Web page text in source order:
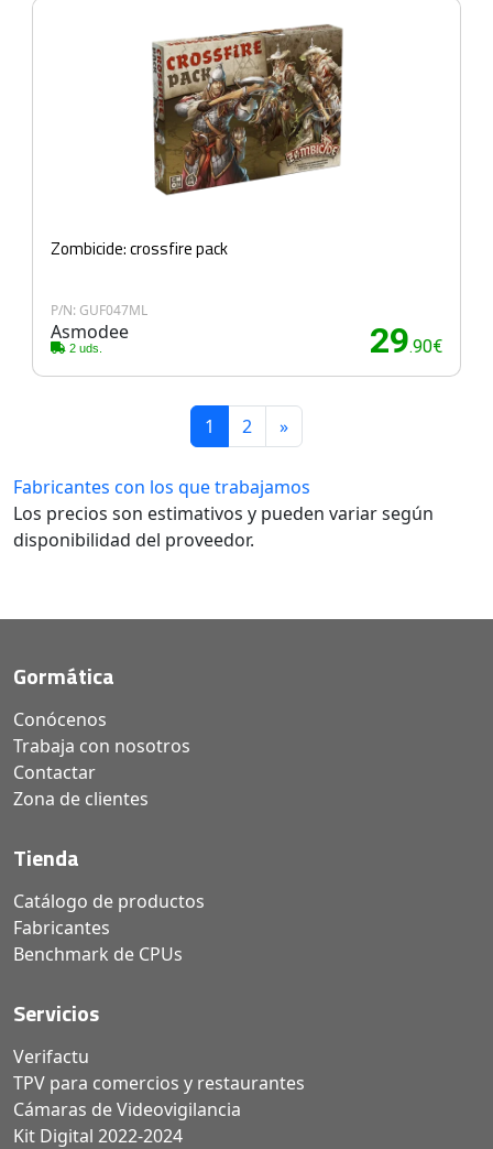
Zombicide: crossfire pack
P/N: GUF047ML
Asmodee
2 uds. 29.90€
1 2 »
Fabricantes con los que trabajamos
Los precios son estimativos y pueden variar según
disponibilidad del proveedor.
Gormática
Conócenos
Trabaja con nosotros
Contactar
Zona de clientes
Tienda
Catálogo de productos
Fabricantes
Benchmark de CPUs
Servicios
Verifactu
TPV para comercios y restaurantes
Cámaras de Videovigilancia
Kit Digital 2022-2024